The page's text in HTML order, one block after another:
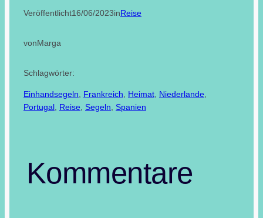
Veröffentlicht16/06/2023inReise
vonMarga
Schlagwörter:
Einhandsegeln Frankreich Heimat Niederlande
Portugal Reise Segeln Spanien
Kommentare